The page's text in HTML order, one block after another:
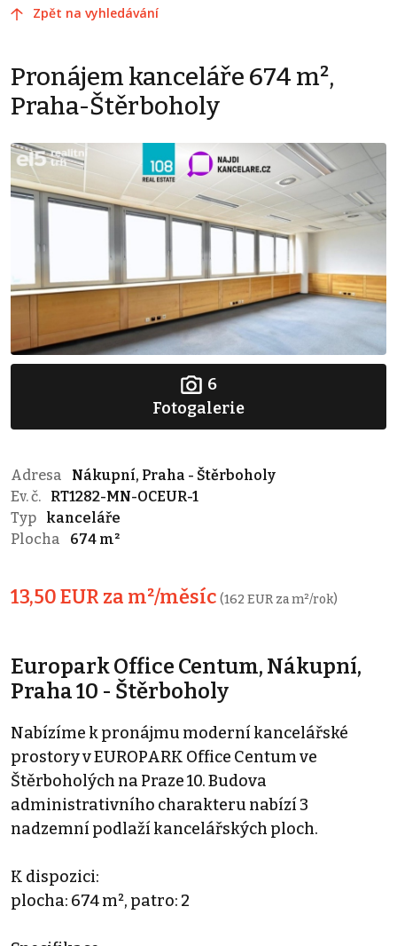
Zpět na vyhledávání
Pronájem kanceláře 674 m²,
Praha-Štěrboholy
6
Fotogalerie
Adresa
Nákupní, Praha - Štěrboholy
Ev. č.
RT1282-MN-OCEUR-1
Typ
kanceláře
Plocha
674 m²
13,50 EUR za m²/měsíc (162 EUR za m²/rok)
Europark Office Centum, Nákupní,
Praha 10 - Štěrboholy
Nabízíme k pronájmu moderní kancelářské
prostory v EUROPARK Office Centum ve
Štěrboholých na Praze 10. Budova
administrativního charakteru nabízí 3
nadzemní podlaží kancelářských ploch.
K dispozici:
plocha: 674 m², patro: 2